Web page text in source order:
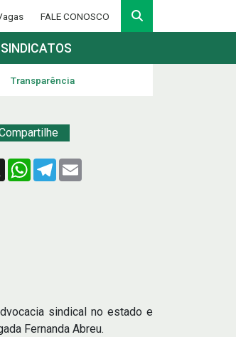
FALE CONOSCO
SINDICATOS
Transparência
X WhatsApp
Telegram
sindical no estado e
Fernanda Abreu.